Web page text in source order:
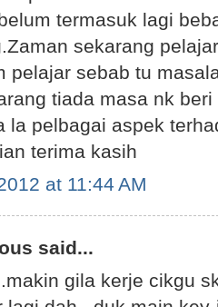
termasuk lagi
sekarang
pelajar sebab tu
tiada masa nk
la pelbagai aspek
terima kasih
at 11:44 AM
said...
gila kerje cikgu